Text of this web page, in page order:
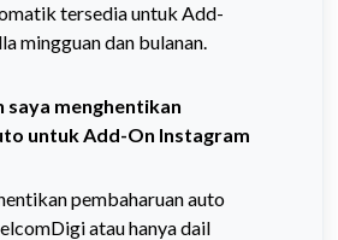
tersedia untuk Add-
mingguan dan bulanan.
saya menghentikan
untukAdd-On Instagram
pembaharuan auto
atau hanya dail